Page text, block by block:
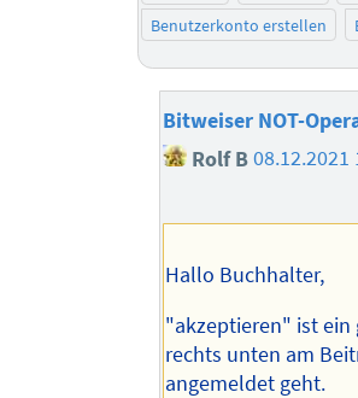
Benutzerkonto erstellen
Bitweiser NOT-
Rolf B08.12.2021
Hallo Buchhalter,
"akzeptieren" ist
rechts unten am
angemeldet geht.